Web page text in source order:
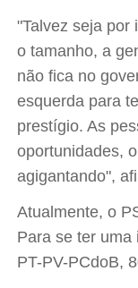
"Talvez seja por
o tamanho, a
não fica no
esquerda para
prestígio. As
oportunidades,
agigantando",
Atualmente, o
Para se ter uma
PT-PV-PCdoB,